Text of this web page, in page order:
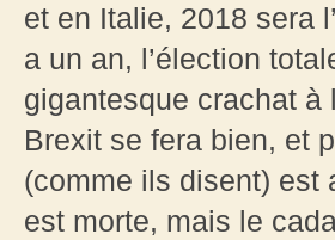
et en Italie, 2018 sera
a un an, l’élection
gigantesque crachat
Brexit se fera bien, et
(comme ils disent) est
est morte, mais le